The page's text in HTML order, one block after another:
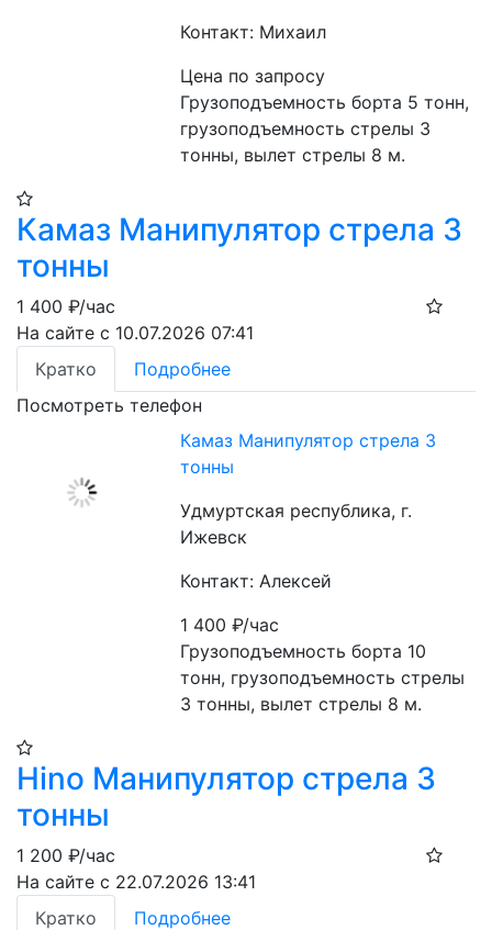
Контакт: Михаил
Цена по запросу
Грузоподъемность борта 5 тонн,
грузоподъемность стрелы 3
тонны, вылет стрелы 8 м.
Камаз Манипулятор стрела 3
тонны
1 400 ₽/час
На сайте с 10.07.2026 07:41
Кратко
Подробнее
Посмотреть телефон
Камаз Манипулятор стрела 3
тонны
Удмуртская республика, г.
Ижевск
Контакт: Алексей
1 400₽/час
Грузоподъемность борта 10
тонн, грузоподъемность стрелы
3 тонны, вылет стрелы 8 м.
Hino Манипулятор стрела 3
тонны
1 200 ₽/час
На сайте с 22.07.2026 13:41
Кратко
Подробнее